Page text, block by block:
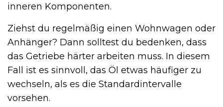
inneren Komponenten.
Ziehst du regelmäßig einen Wohnwagen oder
Anhänger? Dann solltest du bedenken, dass
das Getriebe härter arbeiten muss. In diesem
Fall ist es sinnvoll, das Öl etwas häufiger zu
wechseln, als es die Standardintervalle
vorsehen.